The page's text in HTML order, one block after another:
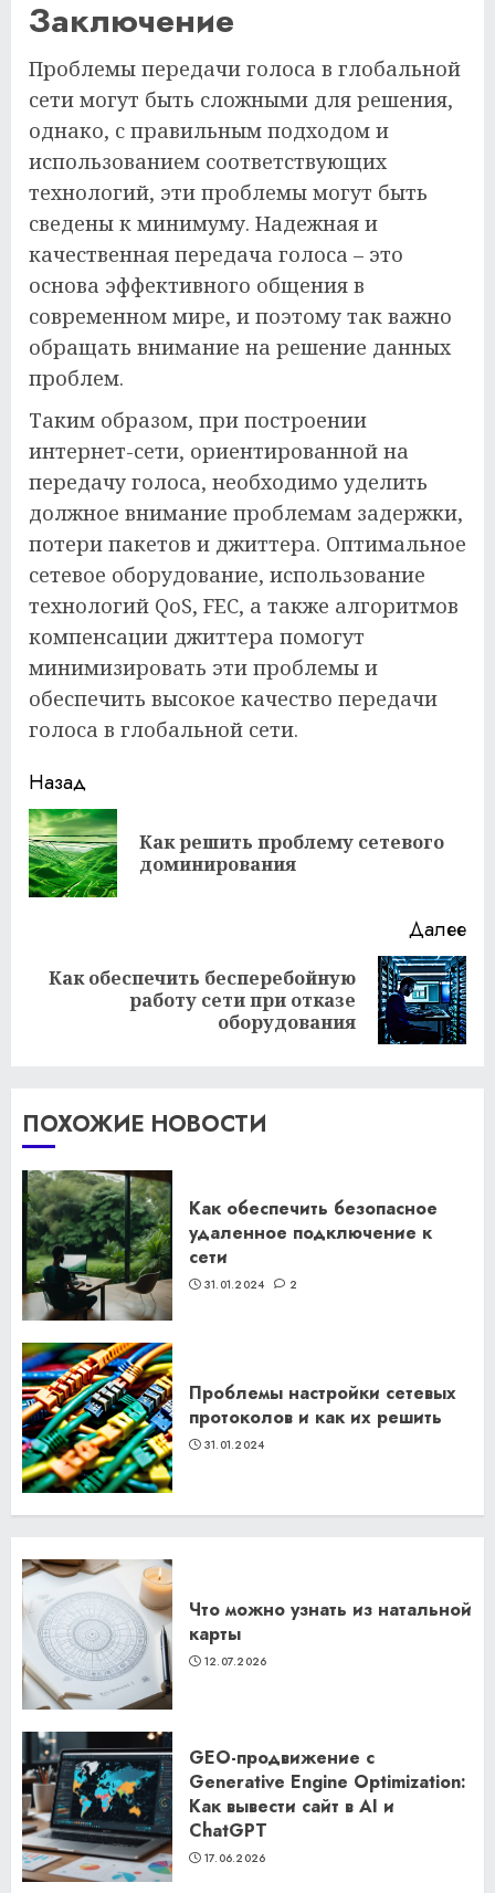
Заключение
Проблемы передачи голоса в глобальной
сети могут быть сложными для решения,
однако, с правильным подходом и
использованием соответствующих
технологий, эти проблемы могут быть
сведены к минимуму. Надежная и
качественная передача голоса – это
основа эффективного общения в
современном мире, и поэтому так важно
обращать внимание на решение данных
проблем.
Таким образом, при построении
интернет-сети, ориентированной на
передачу голоса, необходимо уделить
должное внимание проблемам задержки,
потери пакетов и джиттера. Оптимальное
сетевое оборудование, использование
технологий QoS, FEC, а также алгоритмов
компенсации джиттера помогут
минимизировать эти проблемы и
обеспечить высокое качество передачи
голоса в глобальной сети.
Продолжить
чтение
Назад
Как решить проблему сетевого
доминирования
Далее
Следующая
Как обеспечить бесперебойную
работу сети при отказе
оборудования
ПОХОЖИЕ НОВОСТИ
Как обеспечить безопасное
удаленное подключение к
сети
31.01.2024 2
Проблемы настройки сетевых
протоколов и как их решить
31.01.2024
Что можно узнать из натальной
карты
12.07.2026
GEO-продвижение с
Generative Engine Optimization:
Как вывести сайт в AI и
ChatGPT
17.06.2026